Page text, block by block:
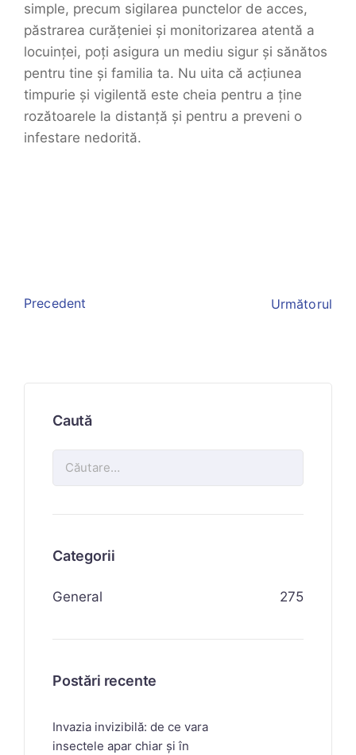
simple, precum sigilarea punctelor de acces,
păstrarea curățeniei și monitorizarea atentă a
locuinței, poți asigura un mediu sigur și sănătos
pentru tine și familia ta. Nu uita că acțiunea
timpurie și vigilentă este cheia pentru a ține
rozătoarele la distanță și pentru a preveni o
infestare nedorită.
Precedent Următorul
Caută
Categorii
General 275
Postări recente
Invazia invizibilă: de ce vara
insectele apar chiar și în